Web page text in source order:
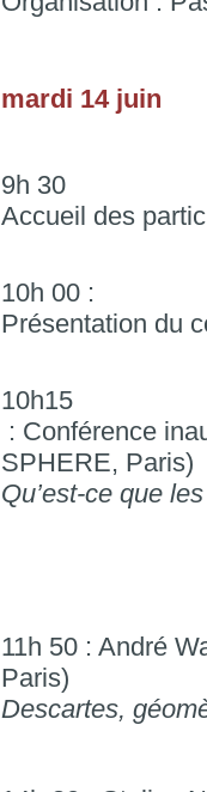
mardi 14 juin
9h 30
Accueil des
10h 00 :
Présentation du
10h15
: Conférence
SPHERE, Paris)
Qu’est-ce que les
11h 50 : André
Paris)
Descartes,